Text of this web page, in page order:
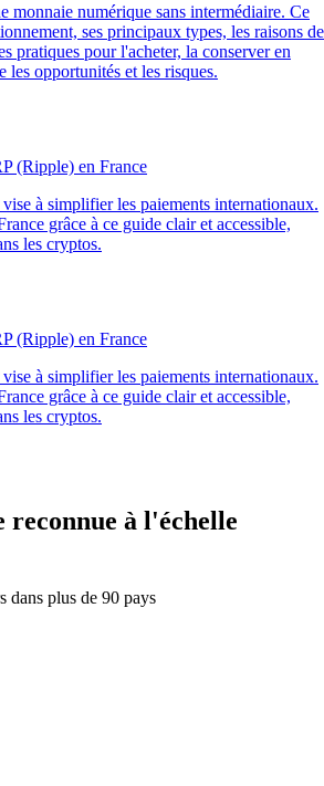
monnaie numérique sans intermédiaire. Ce
ses principaux types, les raisons de
pratiques pour l'acheter, la conserver en
les opportunités et les risques.
(Ripple) en France
à simplifier les paiements internationaux.
grâce à ce guide clair et accessible,
les cryptos.
(Ripple) en France
à simplifier les paiements internationaux.
grâce à ce guide clair et accessible,
les cryptos.
reconnue à l'échelle
dans plus de 90 pays